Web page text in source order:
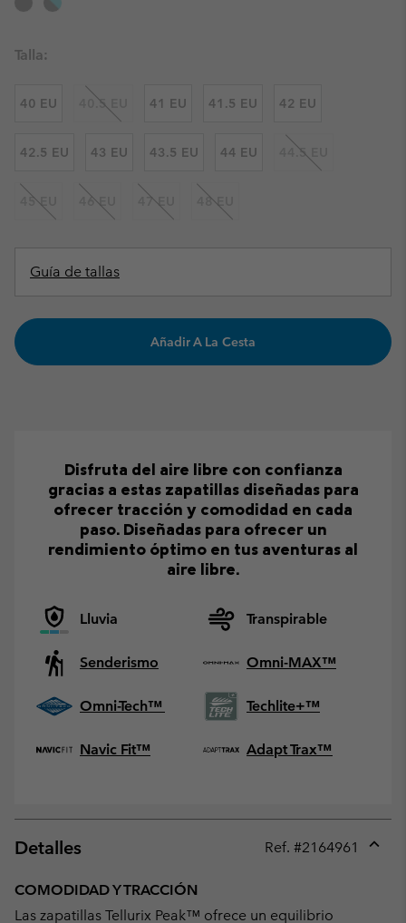
Talla:
40 EU 40.5 EU 41 EU 41.5 EU 42 EU
42.5 EU 43 EU 43.5 EU 44 EU 44.5 EU
45 EU 46 EU 47 EU 48 EU
Guía de tallas
Añadir A La Cesta
Disfruta del aire libre con confianza
gracias a estas zapatillas diseñadas para
ofrecer tracción y comodidad en cada
paso. Diseñadas para ofrecer un
rendimiento óptimo en tus aventuras al
aire libre.
Lluvia Transpirable
Senderismo Omni-MAX™
Omni-Tech™ Techlite+™
Navic Fit™ Adapt Trax™
Detalles Ref. #2164961
COMODIDAD Y TRACCIÓN
Las zapatillas Tellurix Peak™ ofrece un equilibrio